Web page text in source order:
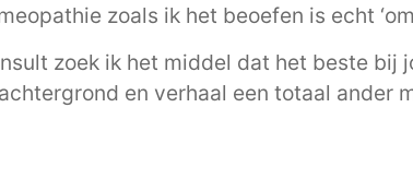
zoals ik het beoefen is echt
zoek ik het middel dat het beste bij
en verhaal een totaal ander